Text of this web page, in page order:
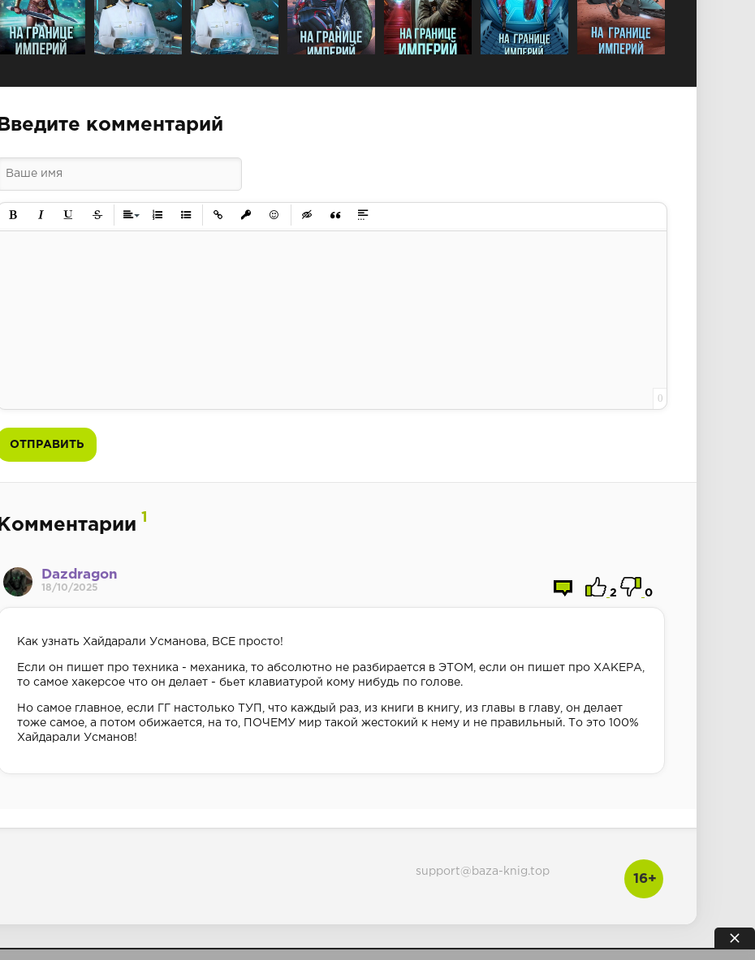
Введите комментарий
Полужирный
КурсивПодчеркнутый
ЗачеркнутыйВыравнивание
Нумерованный список
Маркированный список
Вставить ссылку
Вставить защищенную ссылку
Вставить смайлик
Вставка скрытого текста
Вставка цитаты
Вставка спойлера
0
ОТПРАВИТЬ
Комментарии 1
Dazdragon
18/10/2025
2 0
Как узнать Хайдарали Усманова, ВСЕ просто!
Если он пишет про техника - механика, то абсолютно не разбирается в ЭТОМ, если он пишет про ХАКЕРА,
то самое хакерсое что он делает - бьет клавиатурой кому нибудь по голове.
Но самое главное, если ГГ настолько ТУП, что каждый раз, из книги в книгу, из главы в главу, он делает
тоже самое, а потом обижается, на то, ПОЧЕМУ мир такой жестокий к нему и не правильный. То это 100%
Хайдарали Усманов!
16+
support@baza-knig.top